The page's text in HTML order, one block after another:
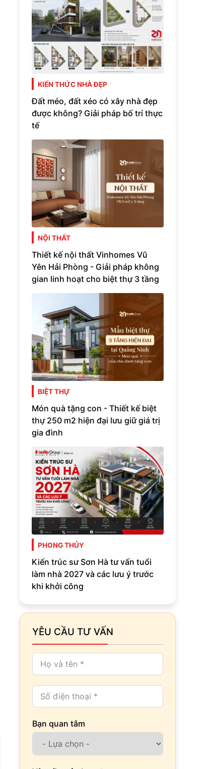
KIẾN THỨC NHÀ ĐẸP
Đất méo, đất xéo có xây nhà đẹp
được không? Giải pháp bố trí thực
tế
NỘI THẤT
Thiết kế nội thất Vinhomes Vũ
Yên Hải Phòng - Giải pháp không
gian linh hoạt cho biệt thự 3 tầng
BIỆT THỰ
Món quà tặng con - Thiết kế biệt
thự 250 m2 hiện đại lưu giữ giá trị
gia đình
PHONG THỦY
Kiến trúc sư Sơn Hà tư vấn tuổi
làm nhà 2027 và các lưu ý trước
khi khởi công
YÊU CẦU TƯ VẤN
Bạn quan tâm